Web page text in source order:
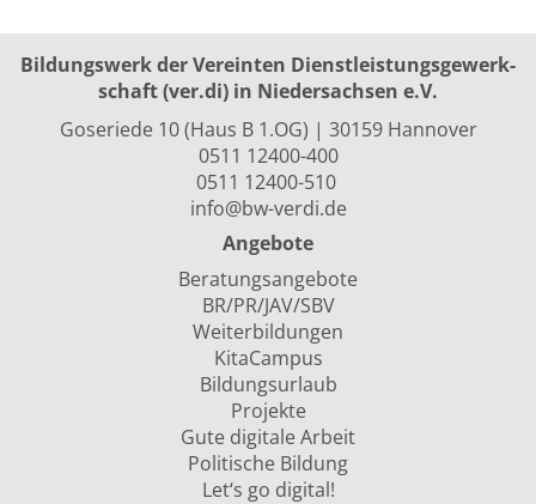
Bildungswerk der Vereinten Dienst­leis­tungs­ge­werk­
schaft (ver.di) in Niedersachsen e.V.
Goseriede 10 (Haus B 1.OG) | 30159 Hannover
0511 12400-400
0511 12400-510
info@bw-verdi.de
Angebote
Beratungsangebote
BR/PR/JAV/SBV
Weiterbildungen
KitaCampus
Bildungsurlaub
Projekte
Gute digitale Arbeit
Politische Bildung
Let‘s go digital!